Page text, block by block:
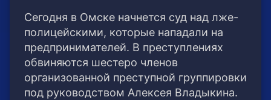
Сегодня в Омске начнется суд над лже-
полицейскими, которые нападали на
предпринимателей. В преступлениях
обвиняются шестеро членов
организованной преступной группировки
под руководством Алексея Владыкина.